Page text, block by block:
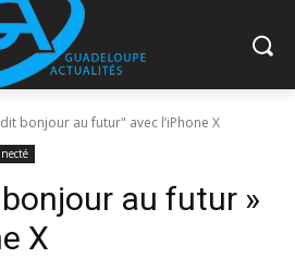
bonjour au futur" avec l’iPhone X
au futur »
X